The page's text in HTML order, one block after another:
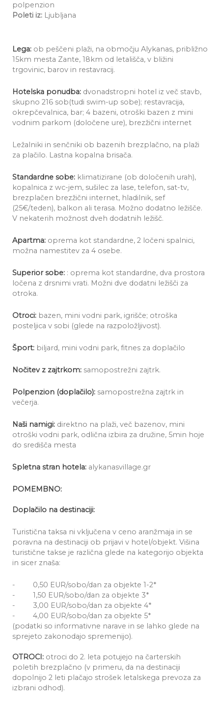
polpenzion
Poleti iz: Ljubljana
Lega: ob peščeni pla­ži, na območju Alykanas, približno
15km mesta Zante, 18km od letališča, v bližini
trgovinic, barov in restavracij.
Hotelska ponudba: dvonadstropni hotel iz več stavb,
skupno 216 sob(tudi swim-up sobe); restavracija,
okrepčevalnica, bar; 4 bazeni, otroški bazen z mini
vodnim parkom (določene ure), brezžični internet
Ležalniki in senčniki ob bazenih brezplačno, na plaži
za plačilo. Lastna kopalna brisača.
Standardne sobe: klimatizirane (ob določenih urah),
kopalnica z wc-jem, sušilec za lase, telefon, sat-tv,
brezplačen brezžični internet, hladilnik, sef
(25€/teden), balkon ali terasa. Možno dodatno ležišče.
V nekaterih možnost dveh dodatnih ležišč.
Apartma: oprema kot standardne, 2 ločeni spalnici,
možna namestitev za 4 osebe.
Superior sobe: : oprema kot standardne, dva prostora
ločena z drsnimi vrati. Možni dve dodatni ležišči za
otroka.
Otroci: bazen, mini vodni park, igrišče; otroška
posteljica v sobi (glede na razpoložljivost).
Šport: biljard, mini vodni park, fitnes za doplačilo
Nočitev z zajtrkom: samopostrežni zajtrk.
Polpenzion (doplačilo): samopostrežna zajtrk in
večerja.
Naši namigi: direktno na plaži, več bazenov, mini
otroški vodni park, odlična izbira za družine, 5min hoje
do središča mesta
Spletna stran hotela: alykanasvillage.gr
POMEMBNO:
Doplačilo na destinaciji:
Turistična taksa ni vključena v ceno aranžmaja in se
poravna na destinaciji ob prijavi v hotel/objekt. Višina
turistične takse je različna glede na kategorijo objekta
in sicer znaša:
- 0,50 EUR/sobo/dan za objekte 1-2*
- 1,50 EUR/sobo/dan za objekte 3*
- 3,00 EUR/sobo/dan za objekte 4*
- 4,00 EUR/sobo/dan za objekte 5*
(podatki so informativne narave in se lahko glede na
sprejeto zakonodajo spremenijo).
OTROCI: otroci do 2. leta potujejo na čarterskih
poletih brezplačno (v primeru, da na destinaciji
dopolnijo 2 leti plačajo strošek letalskega prevoza za
izbrani odhod).